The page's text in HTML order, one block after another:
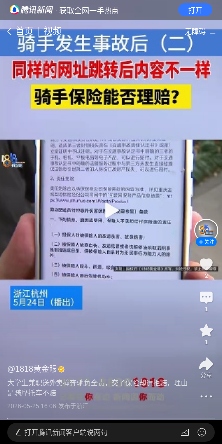
· 获取全网一手热点 打开
首页 视频 无障碍
@1818黄金眼
大学生兼职送外卖撞奔驰负全责，交了保险却遭拒赔，理由
是骑摩托车不赔
2026-05-25 16:06 发布于浙江
关注
2
1
1
分享
打开腾讯新闻客户端说两句